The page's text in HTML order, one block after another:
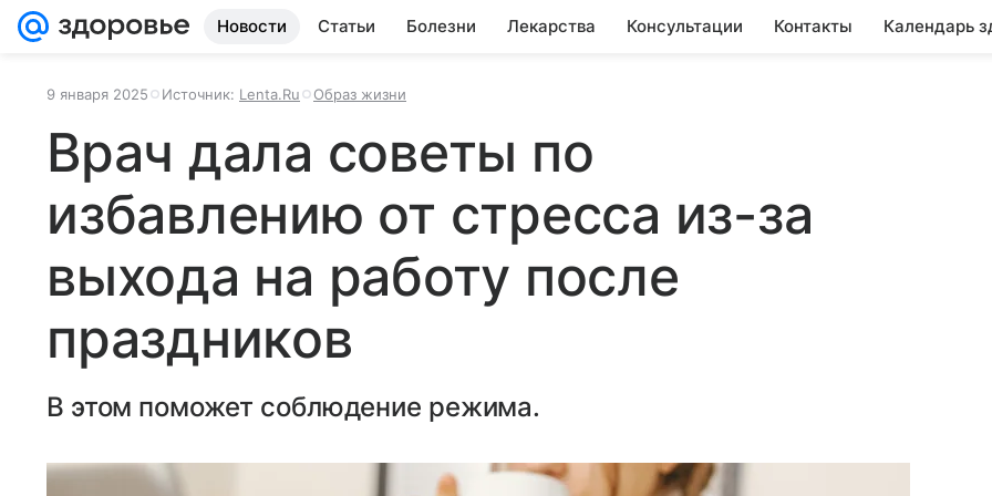
Новости Статьи Болезни Лекарства Консультации Контакты Календарь
9 января 2025 Источник: Lenta.Ru Образ жизни
Врач дала советы по
избавлению от стресса из-за
выхода на работу после
праздников
В этом поможет соблюдение режима.